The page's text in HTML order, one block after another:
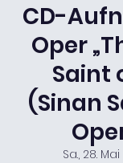
CD-
Oper
Saint
(Sinan
Sa., 28. Mai